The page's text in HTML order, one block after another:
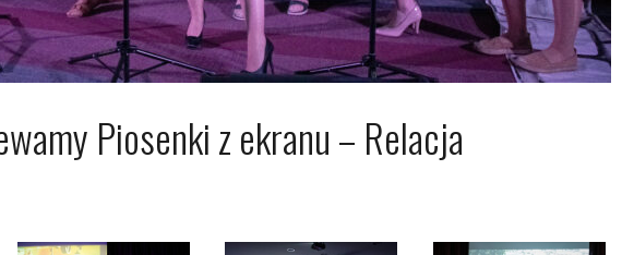
Piosenki z ekranu – Relacja